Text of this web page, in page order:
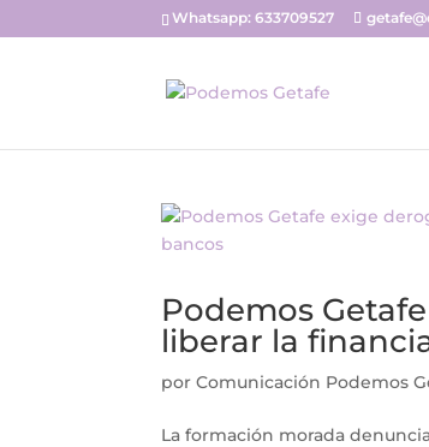
Whatsapp: 633709527
Podemos
liberar la
porComunicación Podemos
La formación morada